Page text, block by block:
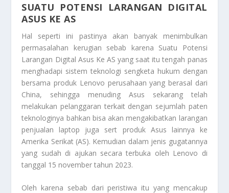
SUATU POTENSI LARANGAN DIGITAL
ASUS KE AS
Hal seperti ini pastinya akan banyak menimbulkan
permasalahan kerugian sebab karena Suatu Potensi
Larangan Digital Asus Ke AS yang saat itu tengah panas
menghadapi sistem teknologi sengketa hukum dengan
bersama produk Lenovo perusahaan yang berasal dari
China, sehingga menuding Asus sekarang telah
melakukan pelanggaran terkait dengan sejumlah paten
teknologinya bahkan bisa akan mengakibatkan larangan
penjualan laptop juga sert produk Asus lainnya ke
Amerika Serikat (AS). Kemudian dalam jenis gugatannya
yang sudah di ajukan secara terbuka oleh Lenovo di
tanggal 15 november tahun 2023.
Oleh karena sebab dari peristiwa itu yang mencakup